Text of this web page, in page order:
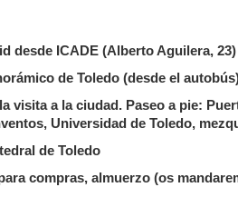
desde ICADE (Alberto Aguilera, 23)
de Toledo (desde el
visita a la ciudad. Paseo a pie:
Universidad de Toledo,
de Toledo
compras, almuerzo (os